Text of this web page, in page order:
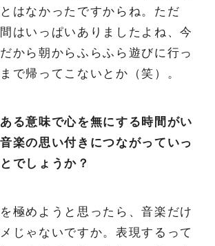
はなかったですからね。ただ
はいっぱいありましたよね、今
から朝からふらふら遊びに行っ
で帰ってこないとか（笑）。
る意味で心を無にする時間がい
楽の思い付きにつながっていっ
でしょうか？
極めようと思ったら、音楽だけ
じゃないですか。表現するって